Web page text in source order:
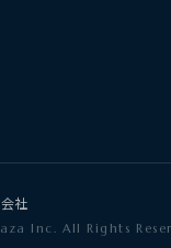
社
Inc. All Rights